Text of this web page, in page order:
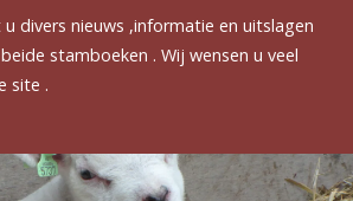
divers nieuws ,informatie en uitslagen
stamboeken . Wij wensen u veel
site .